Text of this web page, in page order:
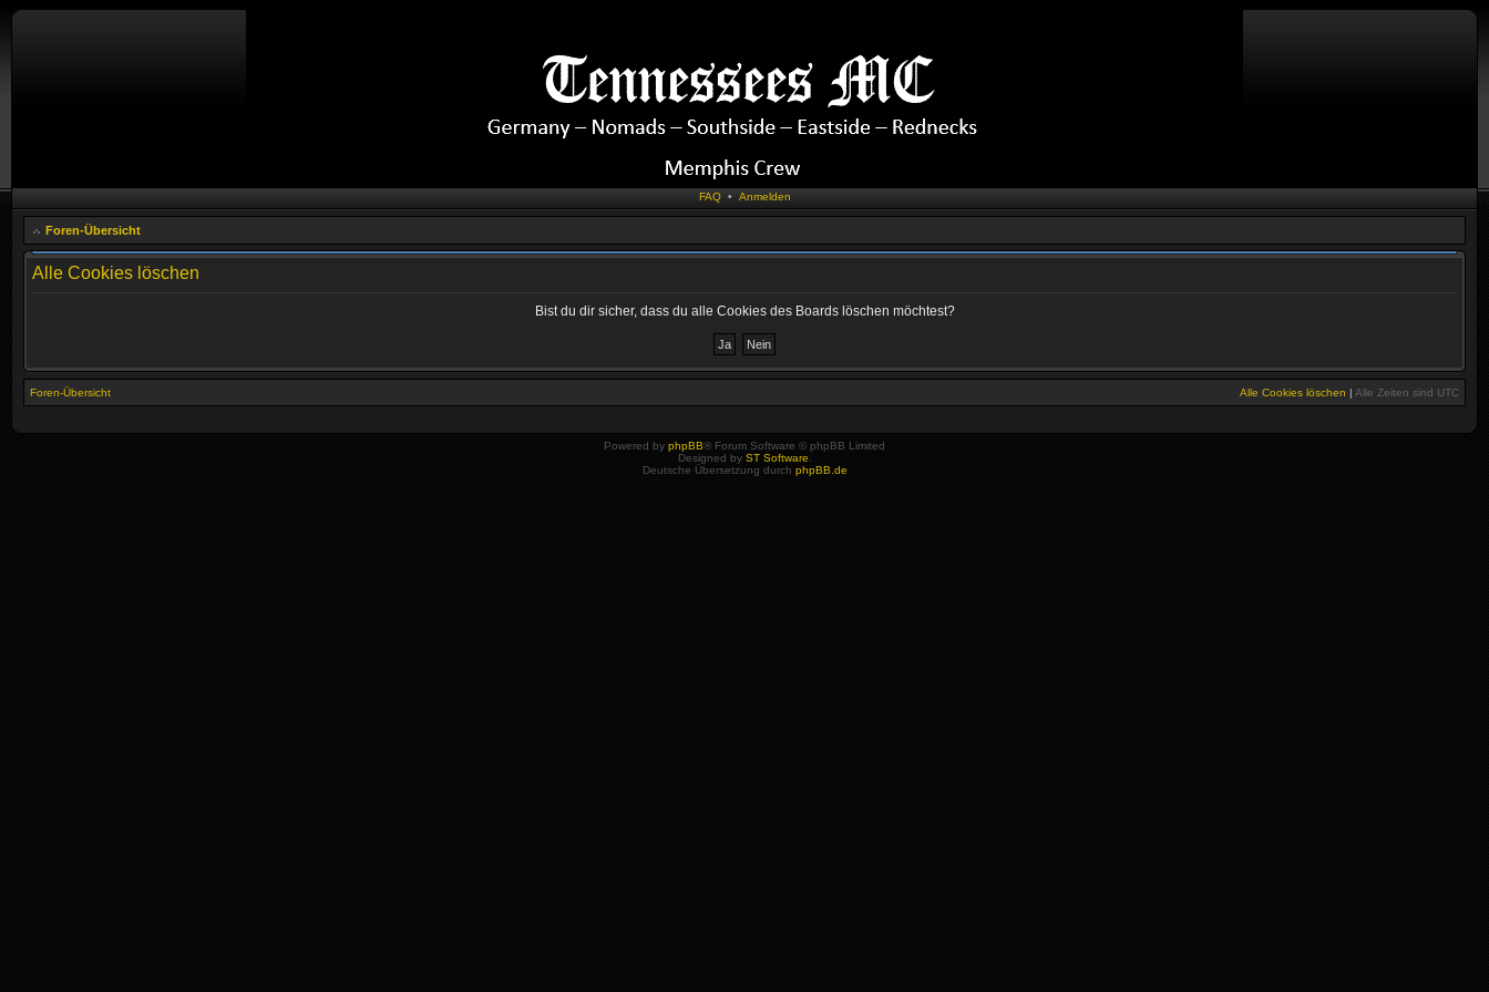
FAQ • Anmelden
Foren-Übersicht
Alle Cookies löschen
Bist du dir sicher, dass du alle Cookies des Boards löschen möchtest?
Foren-Übersicht Alle Cookies löschen | Alle Zeiten sind UTC
Powered by phpBB® Forum Software © phpBB Limited
Designed by ST Software.
Deutsche Übersetzung durch phpBB.de